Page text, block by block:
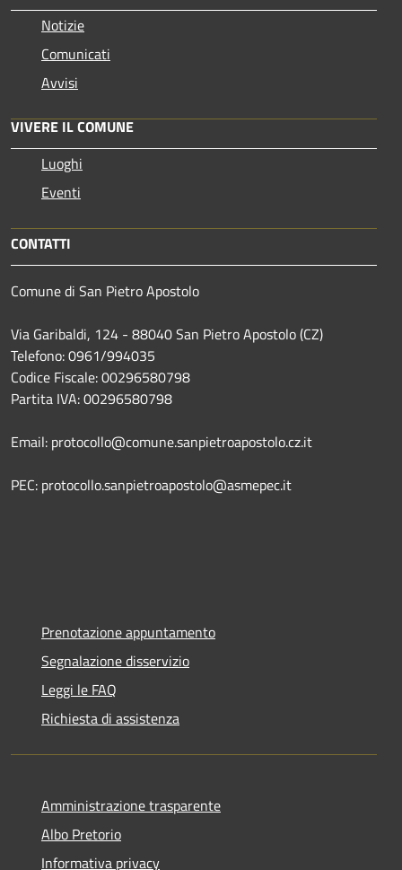
Notizie
Comunicati
Avvisi
VIVERE IL COMUNE
Luoghi
Eventi
CONTATTI
Comune di San Pietro Apostolo
Via Garibaldi, 124 - 88040 San Pietro Apostolo (CZ)
Telefono: 0961/994035
Codice Fiscale: 00296580798
Partita IVA: 00296580798
Email: protocollo@comune.sanpietroapostolo.cz.it
PEC: protocollo.sanpietroapostolo@asmepec.it
Prenotazione appuntamento
Segnalazione disservizio
Leggi le FAQ
Richiesta di assistenza
Amministrazione trasparente
Albo Pretorio
Informativa privacy